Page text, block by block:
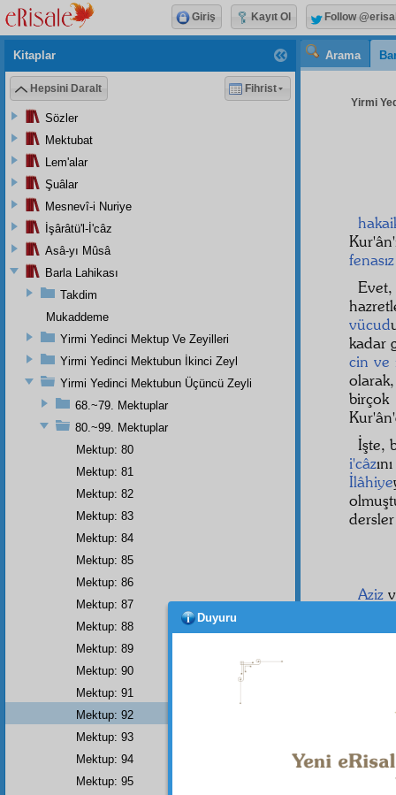
Arama
Yirmi
fenasız
vücud
kadar
cin ve
İşte,
i'câz
İlâhiye
Aziz
Kitaplar
Hepsini Daralt Fihrist
Sözler
Mektubat
Lem'alar
Şuâlar
Mesnevî-i Nuriye
İşârâtü'l-İ'câz
Asâ-yı Mûsâ
Barla Lahikası
Takdim
Mukaddeme
Yirmi Yedinci Mektup Ve Zeyilleri
Yirmi Yedinci Mektubun İkinci Zeyl
Yirmi Yedinci Mektubun Üçüncü Zeyli
68.~79. Mektuplar
80.~99. Mektuplar
Mektup: 80
Mektup: 81
Mektup: 82
Mektup: 83
Mektup: 84
Mektup: 85
Mektup: 86
Mektup: 87
Mektup: 88
Mektup: 89
Mektup: 90
Mektup: 91
Mektup: 92
Mektup: 93
Mektup: 94
Mektup: 95
Giriş Kayıt Ol Follow
Duyuru